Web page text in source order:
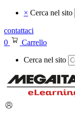
× Cerca nel sito
contattaci
0
Carrello
Cerca nel sito